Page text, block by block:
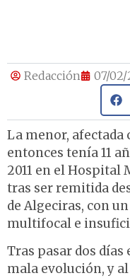
Redacción 07/02/
La menor, afectada
entonces tenía 11
2011 en el
tras ser remitida
de Algeciras, con
multifocal e
Tras pasar dos
mala evolución, y